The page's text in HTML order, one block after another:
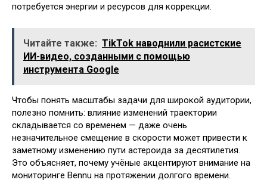
потребуется энергии и ресурсов для коррекции.
Читайте также: TikTok наводнили расистские
ИИ-видео, созданными с помощью
инструмента Google
Чтобы понять масштабы задачи для широкой аудитории,
полезно помнить: влияние изменений траектории
складывается со временем — даже очень
незначительное смещение в скорости может привести к
заметному изменению пути астероида за десятилетия.
Это объясняет, почему учёные акцентируют внимание на
мониторинге Bennu на протяжении долгого времени.